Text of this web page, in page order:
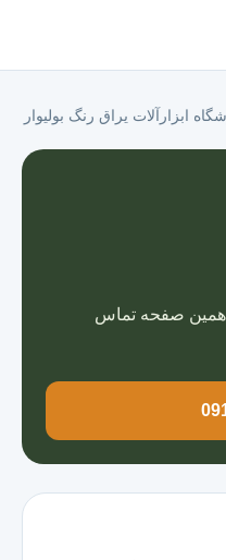
ابزارآلات یراق رنگ بولیوار
همین صفحه تماس